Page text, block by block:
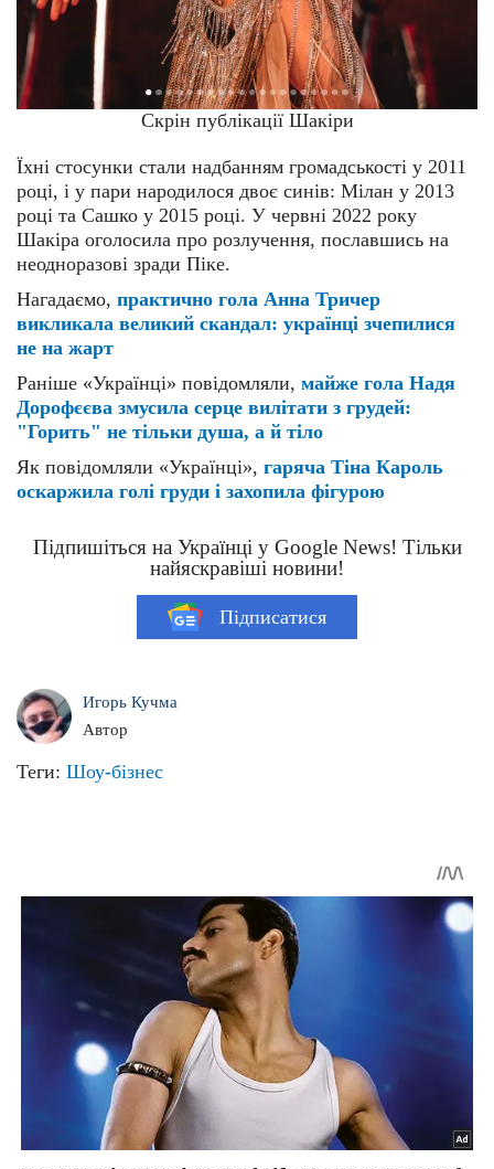
Скрін публікації Шакіри
Їхні стосунки стали надбанням громадськості у 2011
році, і у пари народилося двоє синів: Мілан у 2013
році та Сашко у 2015 році. У червні 2022 року
Шакіра оголосила про розлучення, пославшись на
неодноразові зради Піке.
Нагадаємо, практично гола Анна Тричер
викликала великий скандал: українці зчепилися
не на жарт
Раніше «Українці» повідомляли, майже гола Надя
Дорофєєва змусила серце вилітати з грудей:
"Горить" не тільки душа, а й тіло
Як повідомляли «Українці», гаряча Тіна Кароль
оскаржила голі груди і захопила фігурою
Підпишіться на Українці у Google News! Тільки
найяскравіші новини!
Підписатися
Игорь Кучма
Автор
Теги: Шоу-бізнес